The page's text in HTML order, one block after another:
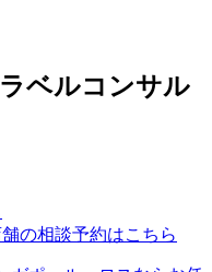
ベルコンサル
の相談予約はこちら